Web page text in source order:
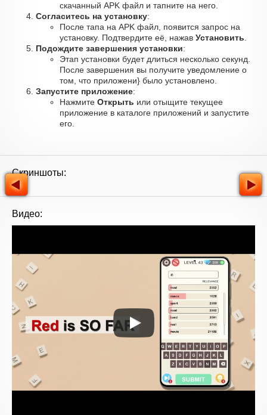
скачанный APK файл и тапните на него.
Согласитесь на установку:
После тапа на APK файл, появится запрос на
установку. Подтвердите её, нажав Установить
Подождите завершения установки:
Этап установки будет длиться несколько секунд.
После завершения вы получите уведомление о
том, что приложени} было установлено.
Запустите приложение:
Нажмите Открыть или отыщите текущее
приложение в каталоге приложений и запустите
его.
Скриншоты:
Видео: